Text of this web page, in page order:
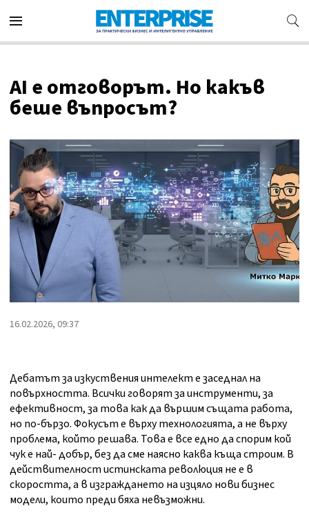
AI е отговорът. Но какъв
беше въпросът?
16.02.2026, 09:37
Дебатът за изкуствения интелект е заседнал на
повърхността. Всички говорят за инструменти, за
ефективност, за това как да вършим същата работа,
но по-бързо. Фокусът е върху технологията, а не върху
проблема, който решава. Това е все едно да спорим кой
чук е най- добър, без да сме наясно каква къща строим. В
действителност истинската революция не е в
скоростта, а в изграждането на изцяло нови бизнес
модели, които преди бяха невъзможни.